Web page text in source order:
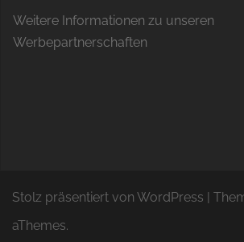
Weitere Informationen zu unseren
Werbepartnerschaften
Stolz präsentiert von WordPress |
aThemes.